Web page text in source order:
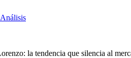
Análisis
la tendencia que silencia al